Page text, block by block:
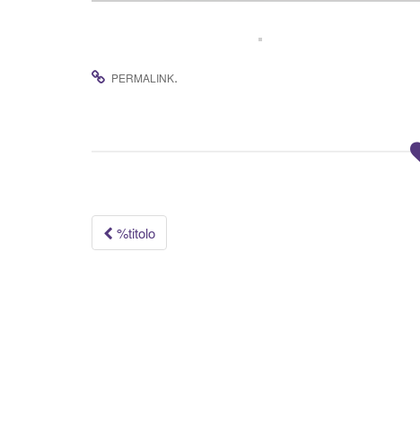
PERMALINK.
Navigazione
%titolo